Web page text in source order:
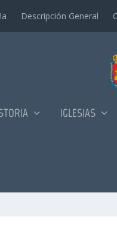
Descripción General
IGLESIAS